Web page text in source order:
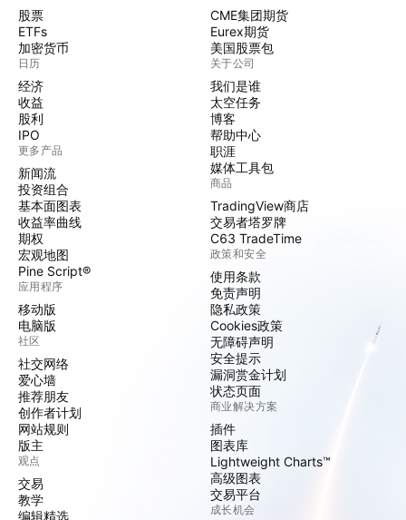
股票
ETFs
加密货币
日历
经济
收益
股利
IPO
更多产品
新闻流
投资组合
基本面图表
收益率曲线
期权
宏观地图
Pine Script®
应用程序
移动版
电脑版
社区
社交网络
爱心墙
推荐朋友
创作者计划
网站规则
版主
观点
交易
教学
编辑精选
CME集团期货
Eurex期货
美国股票包
关于公司
我们是谁
太空任务
博客
帮助中心
职涯
媒体工具包
商品
TradingView商店
交易者塔罗牌
C63 TradeTime
政策和安全
使用条款
免责声明
隐私政策
Cookies政策
无障碍声明
安全提示
漏洞赏金计划
状态页面
商业解决方案
插件
图表库
Lightweight Charts™
高级图表
交易平台
成长机会